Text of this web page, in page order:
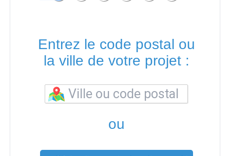
Entrez le code postal ou
la ville de votre projet :
ou